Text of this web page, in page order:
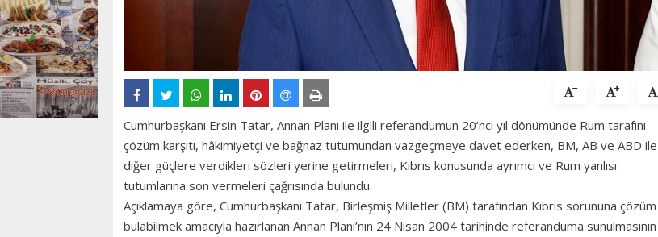
Cumhurbaşkanı Ersin Tatar, Annan Planı ile ilgili referandumun 20’nci yıl dönümünde Rum tarafını
çözüm karşıtı, hâkimiyetçi ve bağnaz tutumundan vazgeçmeye davet ederken, BM, AB ve ABD ile
diğer güçlere verdikleri sözleri yerine getirmeleri, Kıbrıs konusunda ayrımcı ve Rum yanlısı
tutumlarına son vermeleri çağrısında bulundu.
Açıklamaya göre, Cumhurbaşkanı Tatar, Birleşmiş Milletler (BM) tarafından Kıbrıs sorununa çözüm
bulabilmek amacıyla hazırlanan Annan Planı’nın 24 Nisan 2004 tarihinde referanduma sunulmasının